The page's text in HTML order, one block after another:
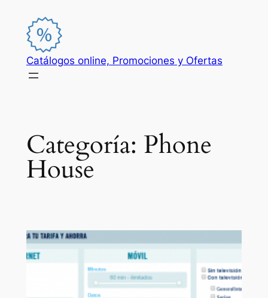
contenido
Catálogos online, Promociones y Ofertas
Categoría: Phone
House